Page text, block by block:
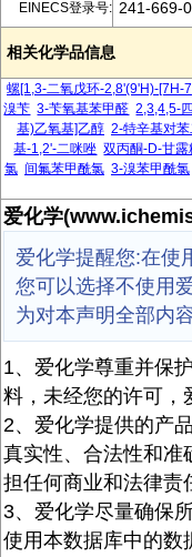
EINECS登录号: 241-669-0
相关化学品信息
螺[1,3-二氧戊环-2,8'(9'H)-[7H-
溴苄 3-苄氧基苯甲醛 2,3,4,5-
基)乙氧基]乙醇 2-特辛基对
基-1,2'-二咪唑 双丙酮-D-甘露
氯 间氟苯甲酰氯 3-溴苯甲酰氯
爱化学
爱化学提醒您:在使
您可以选择不使用
为对本声明全部内
1、爱化学尊重并保
料，未经您的许可，
2、爱化学提供的产
真实性、合法性和准
担任何商业和法律责
3、爱化学尽量确保
使用本数据库中的数